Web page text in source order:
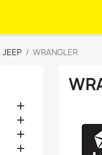
JEEP WRANGLER



